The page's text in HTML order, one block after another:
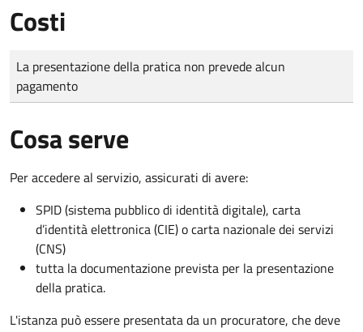
Costi
Tipo di pagamento
Importo
La presentazione della pratica non prevede alcun
pagamento
Cosa serve
Per accedere al servizio, assicurati di avere:
SPID (sistema pubblico di identità digitale), carta
d’identità elettronica (CIE) o carta nazionale dei servizi
(CNS)
tutta la documentazione prevista per la presentazione
della pratica.
L'istanza può essere presentata da un procuratore, che deve